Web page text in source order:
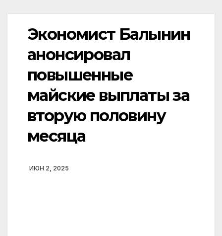
Экономист Балынин
анонсировал
повышенные
майские выплаты за
вторую половину
месяца
ИЮН 2, 2025